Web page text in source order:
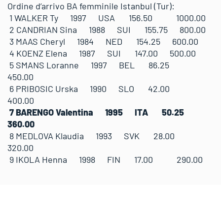
Ordine d’arrivo BA femminile Istanbul (Tur):
1 WALKER Ty 1997 USA 156.50 1000.00
2 CANDRIAN Sina 1988 SUI 155.75 800.00
3 MAAS Cheryl 1984 NED 154.25 600.00
4 KOENZ Elena 1987 SUI 147.00 500.00
5 SMANS Loranne 1997 BEL 86.25
450.00
6 PRIBOSIC Urska 1990 SLO 42.00
400.00
7 BARENGO Valentina 1995 ITA 50.25
360.00
8 MEDLOVA Klaudia 1993 SVK 28.00
320.00
9 IKOLA Henna 1998 FIN 17.00 290.00